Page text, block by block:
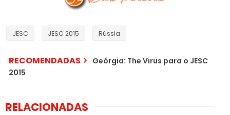
JESC JESC 2015 Rússia
RECOMENDADAS
Geórgia: The Virus para o JESC
2015
RELACIONADAS